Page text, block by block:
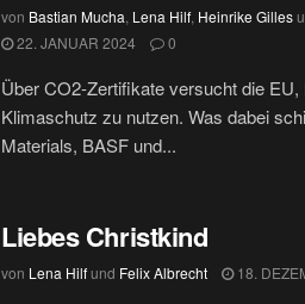
von Bastian Mucha, Lena Hilf, Heinrike Gilles
22. JANUAR 2024
0
Über CO2-Zertifikate versucht die
Klimaschutz zu nutzen. Was dabei
Materials, BASF und...
Liebes Christkind
von Lena Hilfund Felix Albrecht 18.